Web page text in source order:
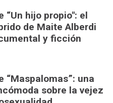
“Un hijo propio": el
de Maite Alberdi
y ficción
“Maspalomas”: una
sobre la vejez